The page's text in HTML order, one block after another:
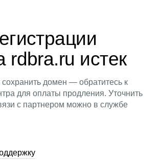
rdbra.ru истек
домен — обратитесь к
для оплаты продления. Уточнить
с партнером можно в службе